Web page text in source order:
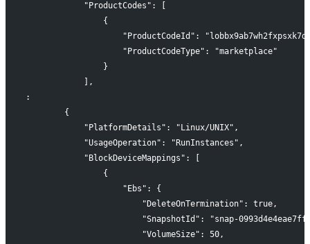
            "ProductCodes": [
                {
"ProductCodeId":
                    "ProductCodeType": "marketplace"
                }
            ],
:
        {
            "PlatformDetails": "Linux/UNIX",
            "UsageOperation": "RunInstances",
            "BlockDeviceMappings": [
                {
                    "Ebs": {
                        "DeleteOnTermination": true,
"SnapshotId": "snap-
                        "VolumeSize": 50,